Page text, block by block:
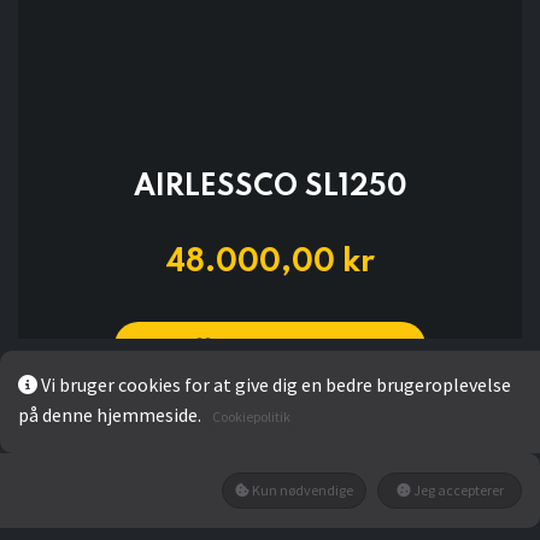
AIRLESSCO SL1250
48.000,00 kr
Add to wishlist
Ikke på lager
Vi bruger cookies for at give dig en bedre brugeroplevelse
på denne hjemmeside.
Cookiepolitik
Kun nødvendige Jeg accepterer